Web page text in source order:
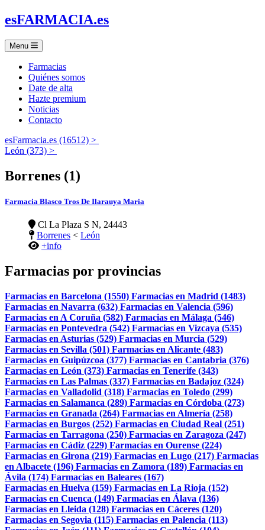
esFARMACIA.es
Menu
Farmacias
Quiénes somos
Date de alta
Hazte premium
Noticias
Contacto
esFarmacia.es (16512) >
León (373) >
Borrenes (1)
Farmacia Blasco Tros De Ilarauya Maria
Cl La Plaza S N, 24443
Borrenes < León
+info
Farmacias por provincias
Farmacias en Barcelona (1550) Farmacias en Madrid (1483)
Farmacias en Navarra (632) Farmacias en Valencia (596)
Farmacias en A Coruña (582) Farmacias en Málaga (546)
Farmacias en Pontevedra (542) Farmacias en Vizcaya (535)
Farmacias en Asturias (529) Farmacias en Murcia (529)
Farmacias en Sevilla (501) Farmacias en Alicante (483)
Farmacias en Guipúzcoa (377) Farmacias en Cantabria (376)
Farmacias en León (373) Farmacias en Tenerife (343)
Farmacias en Las Palmas (337) Farmacias en Badajoz (324)
Farmacias en Valladolid (318) Farmacias en Toledo (299)
Farmacias en Salamanca (289) Farmacias en Córdoba (273)
Farmacias en Granada (264) Farmacias en Almería (258)
Farmacias en Burgos (252) Farmacias en Ciudad Real (251)
Farmacias en Tarragona (250) Farmacias en Zaragoza (247)
Farmacias en Cádiz (229) Farmacias en Ourense (224)
Farmacias en Girona (219) Farmacias en Lugo (217) Farmacias
en Albacete (196) Farmacias en Zamora (189) Farmacias en
Ávila (174) Farmacias en Baleares (167)
Farmacias en Huelva (159) Farmacias en La Rioja (152)
Farmacias en Cuenca (149) Farmacias en Álava (136)
Farmacias en Lleida (128) Farmacias en Cáceres (120)
Farmacias en Segovia (115) Farmacias en Palencia (113)